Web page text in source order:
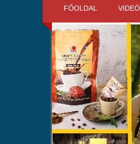
FŐOLDAL